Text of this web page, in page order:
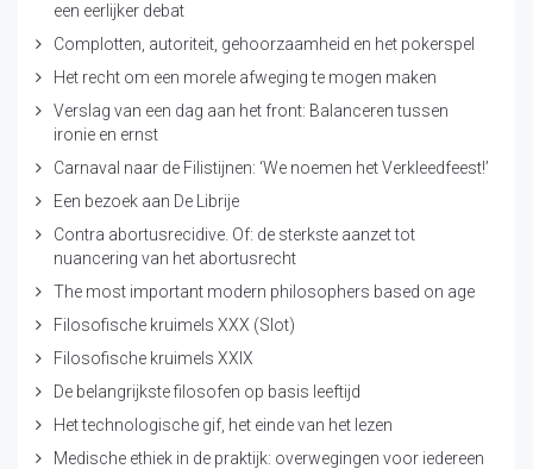
een eerlijker debat
Complotten, autoriteit, gehoorzaamheid en het pokerspel
Het recht om een morele afweging te mogen maken
Verslag van een dag aan het front: Balanceren tussen
ironie en ernst
Carnaval naar de Filistijnen: ‘We noemen het Verkleedfeest!’
Een bezoek aan De Librije
Contra abortusrecidive. Of: de sterkste aanzet tot
nuancering van het abortusrecht
The most important modern philosophers based on age
Filosofische kruimels XXX (Slot)
Filosofische kruimels XXIX
De belangrijkste filosofen op basis leeftijd
Het technologische gif, het einde van het lezen
Medische ethiek in de praktijk: overwegingen voor iedereen